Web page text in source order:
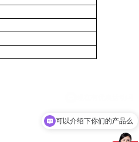
可以介绍下你们的产品么